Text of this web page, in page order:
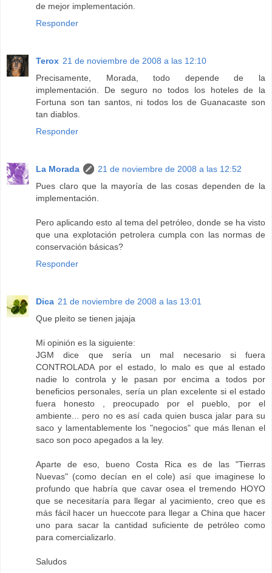
de mejor implementación.
Responder
Terox 21 de noviembre de 2008 a las 12:10
Precisamente, Morada, todo depende de la
implementación. De seguro no todos los hoteles de la
Fortuna son tan santos, ni todos los de Guanacaste son
tan diablos.
Responder
La Morada
21 de noviembre de 2008 a las 12:52
Pues claro que la mayoría de las cosas dependen de la
implementación.
Pero aplicando esto al tema del petróleo, donde se ha visto
que una explotación petrolera cumpla con las normas de
conservación básicas?
Responder
Dica 21 de noviembre de 2008 a las 13:01
Que pleito se tienen jajaja
Mi opinión es la siguiente:
JGM dice que sería un mal necesario si fuera
CONTROLADA por el estado, lo malo es que al estado
nadie lo controla y le pasan por encima a todos por
beneficios personales, sería un plan excelente si el estado
fuera honesto , preocupado por el pueblo, por el
ambiente... pero no es así cada quien busca jalar para su
saco y lamentablemente los "negocios" que más llenan el
saco son poco apegados a la ley.
Aparte de eso, bueno Costa Rica es de las "Tierras
Nuevas" (como decían en el cole) así que imaginese lo
profundo que habría que cavar osea el tremendo HOYO
que se necesitaría para llegar al yacimiento, creo que es
más fácil hacer un hueccote para llegar a China que hacer
uno para sacar la cantidad suficiente de petróleo como
para comercializarlo.
Saludos